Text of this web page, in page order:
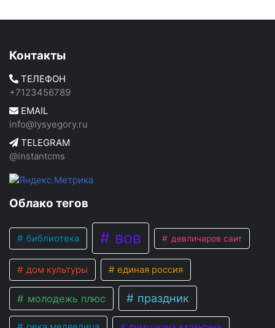
Контакты
ТЕЛЕФОН
+7123456789
EMAIL
info@lysyegory.ru
TELEGRAM
@instantcms
Облако тегов
библиотека вов девличаров саит
дом культуры единая россия
молодежь плюс праздник